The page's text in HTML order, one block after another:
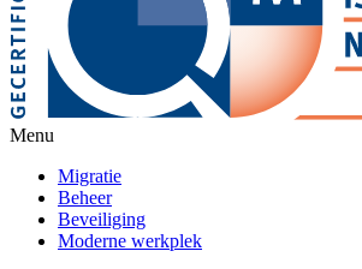
Menu
Migratie
Beheer
Beveiliging
Moderne werkplek